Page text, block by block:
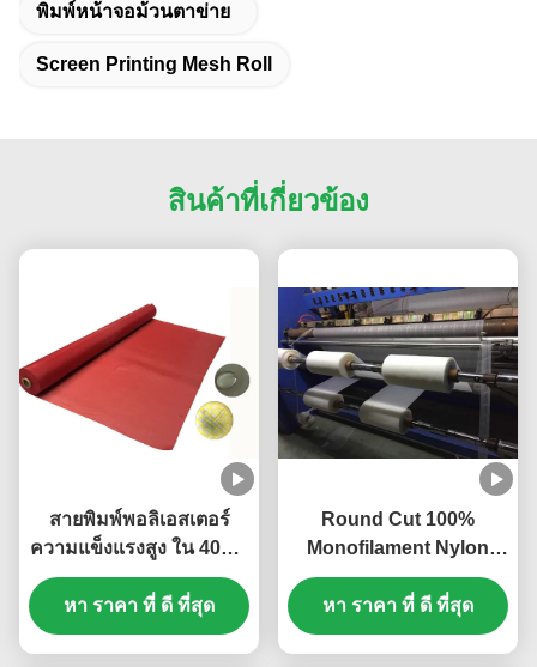
พิมพ์หน้าจอม้วนตาข่าย
Screen Printing Mesh Roll
สินค้าที่เกี่ยวข้อง
สายพิมพ์พอลิเอสเตอร์
ความแข็งแรงสูง ใน 40um
ความทนทานทางเคมีที่ดี
ที่สุด
หา ราคา ที่ ดี ที่สุด
Round Cut 100%
Monofilament Nylon
Filter Screen แผ่นกรอง
ตาข่ายสำหรับกรองน้ำ
หา ราคา ที่ ดี ที่สุด